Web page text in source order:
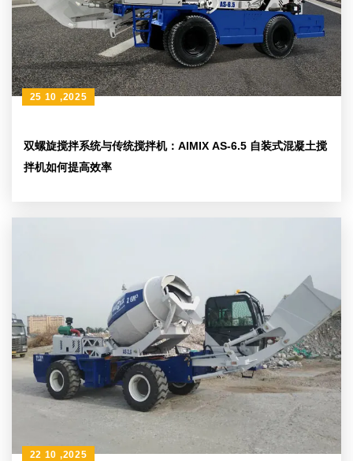
双螺旋搅拌系统与传统搅拌机：AIMIX AS-6.5 自装式混凝土搅
拌机如何提高效率
25 10 ,2025
22 10 ,2025